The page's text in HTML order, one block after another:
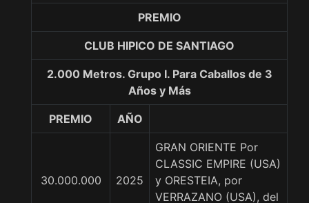
PREMIO
CLUB HIPICO DE SANTIAGO
2.000 Metros. Grupo I. Para Caballos de 3
Años y Más
PREMIO AÑO
30.000.000 2025
GRAN ORIENTE Por
CLASSIC EMPIRE (USA)
y ORESTEIA, por
VERRAZANO (USA), del